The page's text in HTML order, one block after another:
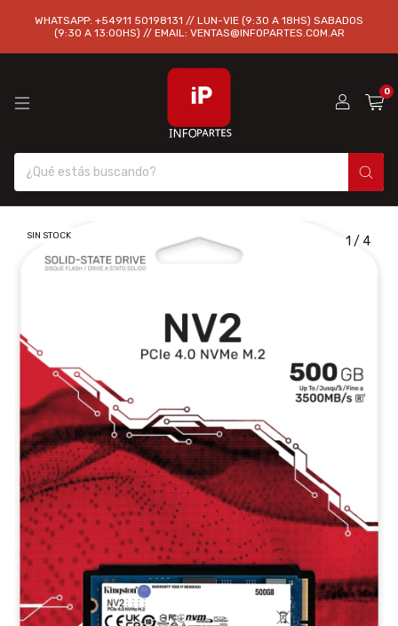
WHATSAPP: +54911 50198131 // LUN-VIE (9:30 A 18HS) SABADOS
(9:30 A 13:00HS) // EMAIL: VENTAS@INFOPARTES.COM.AR
0
SIN STOCK 1 / 4